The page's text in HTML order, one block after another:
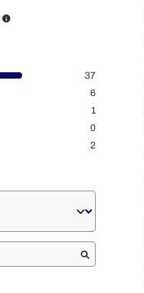
37
6
1
0
2